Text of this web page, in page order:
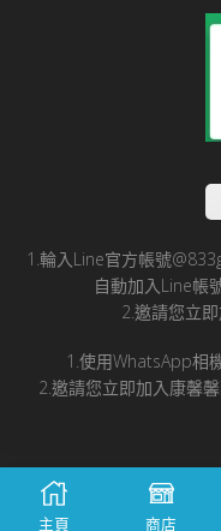
1.輪入Line官方帳號
自動加入Line帳
2.邀請您立
1.使用WhatsApp相
2.邀請您立即加入康馨
© 2025 康馨
主頁 商店